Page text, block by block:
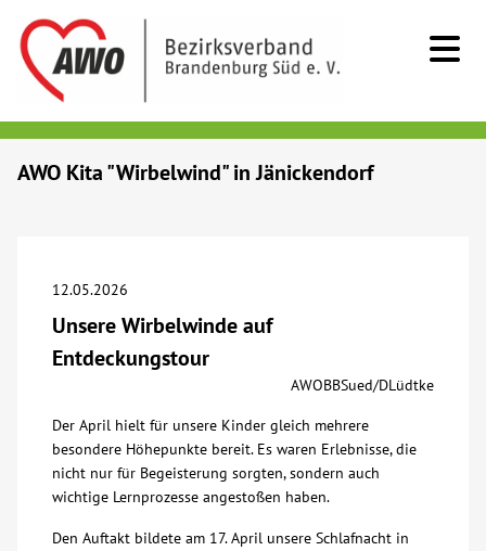
Beratung & Hilfe
Bildung
AWO Kita "Wirbelwind" in Jänickendorf
12.05.2026
Unsere Wirbelwinde auf
Entdeckungstour
AWOBBSued/DLüdtke
Der April hielt für unsere Kinder gleich mehrere
besondere Höhepunkte bereit. Es waren Erlebnisse, die
nicht nur für Begeisterung sorgten, sondern auch
wichtige Lernprozesse angestoßen haben.
Den Auftakt bildete am 17. April unsere Schlafnacht in